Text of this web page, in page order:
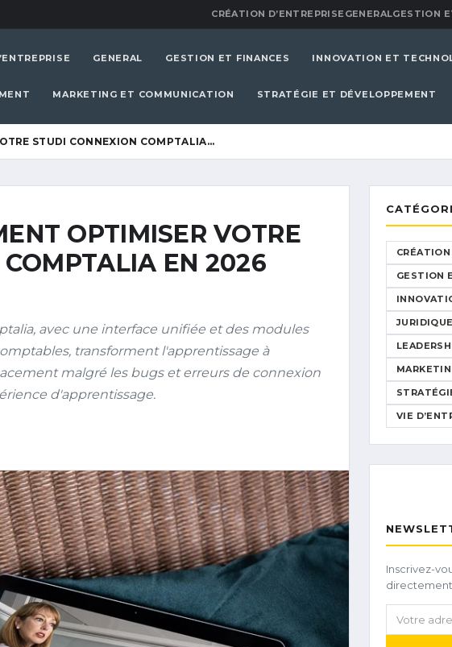
CRÉATION D’ENTREPRISE GENERALGESTION
GENERAL GESTION ET FINANCES INNOVATION ET
MARKETING ET COMMUNICATION STRATÉGIE ET DÉVELOPPEMENT
STUDI CONNEXION COMPTALIA…
OPTIMISER VOTRE
EN 2026
avec une interface unifiée et des modules
transforment l'apprentissage à
malgré les bugs et erreurs de connexion
d'apprentissage.
CRÉATION
GESTION
VIE
Inscrivez-
Votre